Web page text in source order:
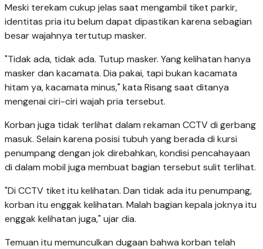
Meski terekam cukup jelas saat mengambil tiket parkir,
identitas pria itu belum dapat dipastikan karena sebagian
besar wajahnya tertutup masker.
"Tidak ada, tidak ada. Tutup masker. Yang kelihatan hanya
masker dan kacamata. Dia pakai, tapi bukan kacamata
hitam ya, kacamata minus," kata Risang saat ditanya
mengenai ciri-ciri wajah pria tersebut.
Korban juga tidak terlihat dalam rekaman CCTV di gerbang
masuk. Selain karena posisi tubuh yang berada di kursi
penumpang dengan jok direbahkan, kondisi pencahayaan
di dalam mobil juga membuat bagian tersebut sulit terlihat.
"Di CCTV tiket itu kelihatan. Dan tidak ada itu penumpang,
korban itu enggak kelihatan. Malah bagian kepala joknya itu
enggak kelihatan juga," ujar dia.
Temuan itu memunculkan dugaan bahwa korban telah